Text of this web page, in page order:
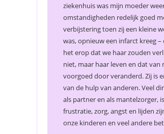
ziekenhuis was mijn moeder
omstandigheden redelijk goed
verbijstering toen zij een kleine
was, opnieuw een infarct kreeg
het erop dat we haar zouden
niet, maar haar leven en dat van
voorgoed door veranderd. Zij is
van de hulp van anderen. Veel
als partner en als mantelzorger,
frustratie, zorg, angst en lijden
onze kinderen en veel andere